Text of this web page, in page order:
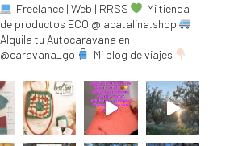
Freelance | Web | RRSS
Mi tienda
de productos ECO @lacatalina.shop
Alquila tu Autocaravana en
@caravana_go
Mi blog de viajes